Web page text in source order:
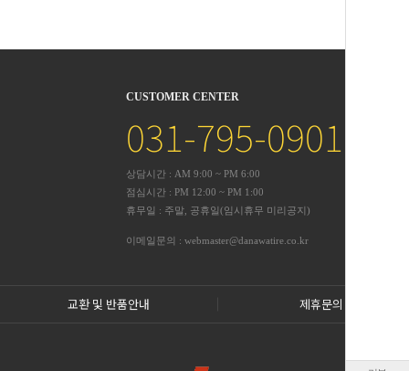
CUSTOMER CENTER
031-795-0901
상담시간 : AM 9:00 ~ PM 6:00
점심시간 : PM 12:00 ~ PM 1:00
휴무일 : 주말, 공휴일(임시휴무 미리공지)
이메일문의 : webmaster@danawatire.co.kr
교환 및 반품안내 제휴문의